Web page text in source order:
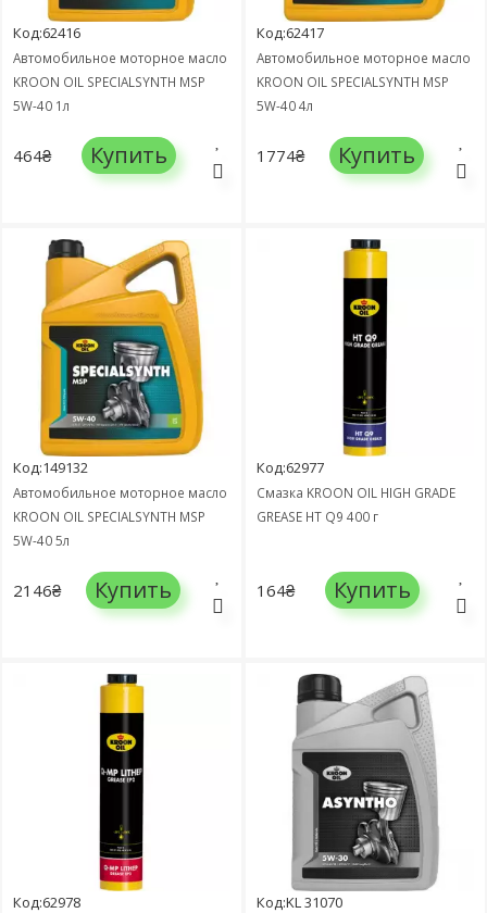
Код:62416
Автомобильное моторное масло
KROON OIL SPECIALSYNTH MSP
5W-40 1л
464₴ Купить
Код:62417
Автомобильное моторное масло
KROON OIL SPECIALSYNTH MSP
5W-40 4л
1774₴ Купить
Код:149132
Автомобильное моторное масло
KROON OIL SPECIALSYNTH MSP
5W-40 5л
2146₴ Купить
Код:62977
Смазка KROON OIL HIGH GRADE
GREASE HT Q9 400 г
164₴ Купить
Код:62978 Код:KL 31070